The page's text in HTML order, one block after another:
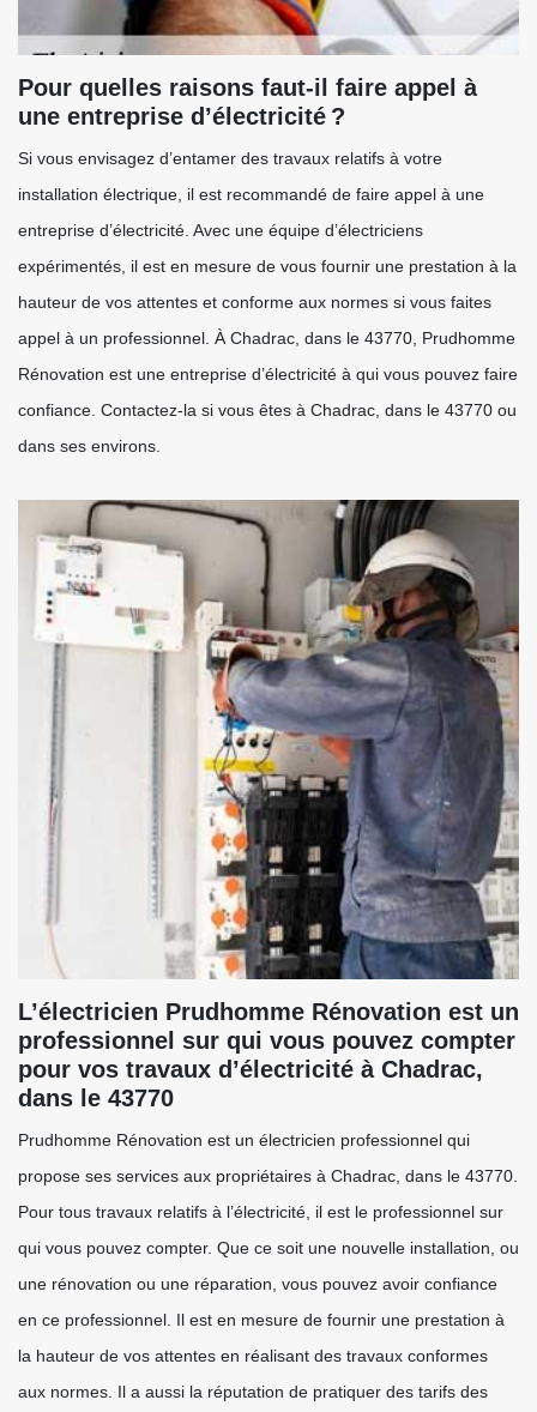
Pour quelles raisons faut-il faire appel à
une entreprise d’électricité ?
Si vous envisagez d’entamer des travaux relatifs à votre
installation électrique, il est recommandé de faire appel à une
entreprise d’électricité. Avec une équipe d’électriciens
expérimentés, il est en mesure de vous fournir une prestation à la
hauteur de vos attentes et conforme aux normes si vous faites
appel à un professionnel. À Chadrac, dans le 43770, Prudhomme
Rénovation est une entreprise d’électricité à qui vous pouvez faire
confiance. Contactez-la si vous êtes à Chadrac, dans le 43770 ou
dans ses environs.
L’électricien Prudhomme Rénovation est un
professionnel sur qui vous pouvez compter
pour vos travaux d’électricité à Chadrac,
dans le 43770
Prudhomme Rénovation est un électricien professionnel qui
propose ses services aux propriétaires à Chadrac, dans le 43770.
Pour tous travaux relatifs à l’électricité, il est le professionnel sur
qui vous pouvez compter. Que ce soit une nouvelle installation, ou
une rénovation ou une réparation, vous pouvez avoir confiance
en ce professionnel. Il est en mesure de fournir une prestation à
la hauteur de vos attentes en réalisant des travaux conformes
aux normes. Il a aussi la réputation de pratiquer des tarifs des